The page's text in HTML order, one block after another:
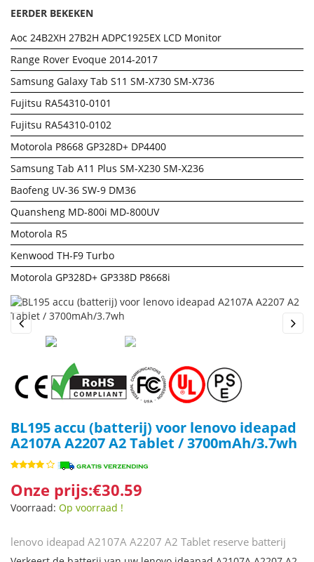
EERDER BEKEKEN
Aoc 24B2XH 27B2H ADPC1925EX LCD Monitor
Range Rover Evoque 2014-2017
Samsung Galaxy Tab S11 SM-X730 SM-X736
Fujitsu RA54310-0101
Fujitsu RA54310-0102
Motorola P8668 GP328D+ DP4400
Samsung Tab A11 Plus SM-X230 SM-X236
Baofeng UV-36 SW-9 DM36
Quansheng MD-800i MD-800UV
Motorola R5
Kenwood TH-F9 Turbo
Motorola GP328D+ GP338D P8668i
Previous
BL195 accu (batterij) voor lenovo ideapad
A2107A A2207 A2 Tablet / 3700mAh/3.7wh
Onze prijs:€30.59
Voorraad: Op voorraad !
lenovo ideapad A2107A A2207 A2 Tablet reserve batterij